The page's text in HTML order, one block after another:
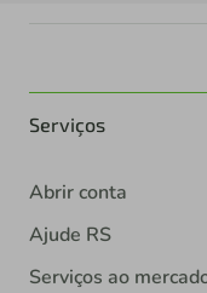
Serviços
Abrir conta
Ajude RS
Serviços ao